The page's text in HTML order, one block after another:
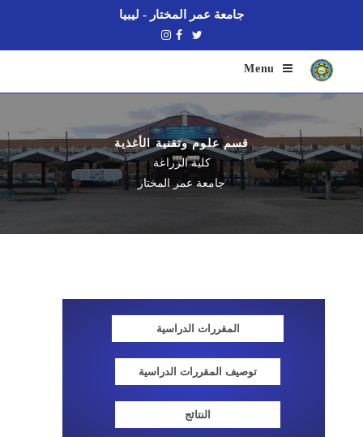
جامعة عمر المختار - ليبيا
Menu
قسم علوم وتقنية الأغذية
كلية الزراعة
جامعة عمر المختار
المقررات الدراسية
توصيف المقررات الدراسية
النتائج